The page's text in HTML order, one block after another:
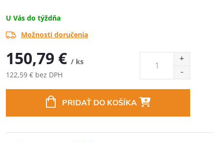
U Vás do týždňa
Možnosti doručenia
150,79 € / ks
122,59 € bez DPH
PRIDAŤ DO KOŠÍKA